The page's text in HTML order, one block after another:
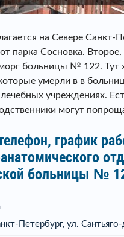
на Севере Санкт-
парка Сосновка.
больницы № 122. Тут
умерли в в
учреждениях.
могут
график
больницы №
Петербург, ул.